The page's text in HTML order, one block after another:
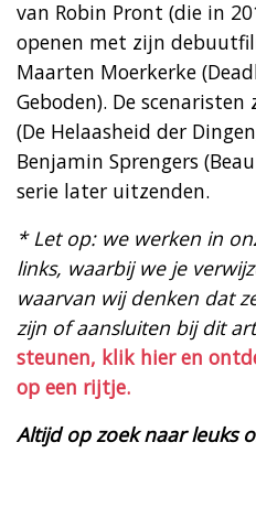
van Robin Pront (die in
openen met zijn
Maarten Moerkerke
Geboden). De
(De Helaasheid der
Benjamin Sprengers
serie later uitzenden.
* Let op: we werken in
links, waarbij we je
waarvan wij denken dat
zijn of aansluiten bij dit
steunen, klik hier en
op een rijtje.
Altijd op zoek naar leuks